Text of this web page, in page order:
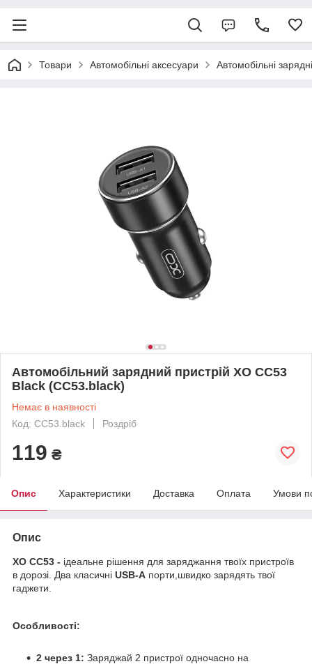
Товари Автомобільні аксесуари Автомобільні
Автомобільний зарядний пристрій XO CC53
Black (CC53.black)
Немає в наявності
Код: CC53.black
Роздріб
119 ₴
Опис Характеристики Доставка Оплата Умови
Опис
XO CC53 - ідеальне рішення для заряджання твоїх пристроїв
в дорозі. Два класичні USB-A порти,швидко зарядять твої
гаджети.
Особливості:
2 через 1: Заряджай 2 пристрої одночасно на